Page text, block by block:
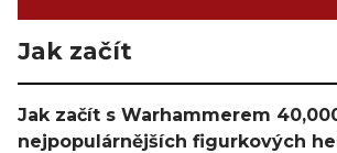
Jak začít
Jak začít s Warhammerem
nejpopulárnějších figurkových